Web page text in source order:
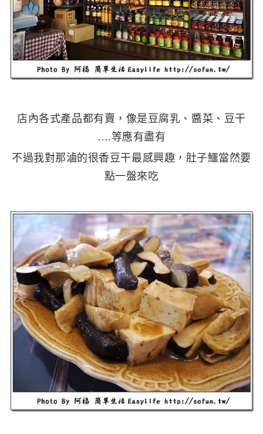
店內各式產品都有賣，像是豆腐乳、醬菜、豆干
….等應有盡有
不過我對那滷的很香豆干最感興趣，肚子鱷當然要
點一盤來吃